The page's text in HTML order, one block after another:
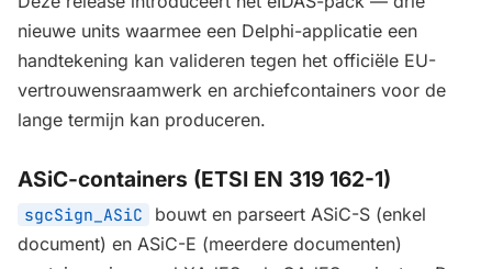
nieuwe units waarmee een Delphi-applicatie een
handtekening kan valideren tegen het officiële EU-
vertrouwensraamwerk en archiefcontainers voor de
lange termijn kan produceren.
ASiC-containers (ETSI EN 319 162-1)
sgcSign_ASiC
bouwt en parseert ASiC-S (enkel
document) en ASiC-E (meerdere documenten)